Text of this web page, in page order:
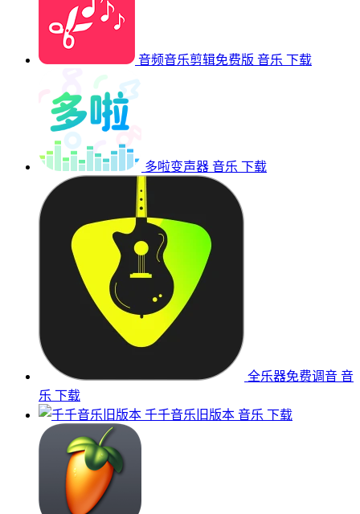
音频音乐剪辑免费版 音乐 下载
多啦变声器 音乐 下载
全乐器免费调音 音
乐 下载
千千音乐旧版本 音乐 下载